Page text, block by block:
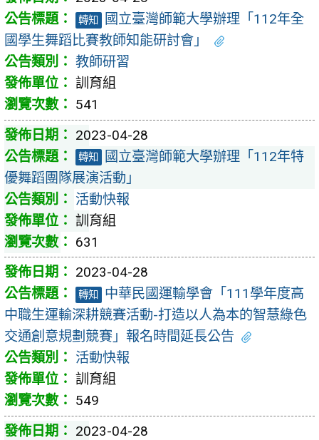
轉知
國立臺灣師範大學辦理「112年全
國學生舞蹈比賽教師知能研討會」
教師研習
訓育組
541
2023-04-28
轉知
國立臺灣師範大學辦理「112年特
優舞蹈團隊展演活動」
活動快報
訓育組
631
2023-04-28
轉知
中華民國運輸學會「111學年度高
中職生運輸深耕競賽活動-打造以人為本的智慧綠色
交通創意規劃競賽」報名時間延長公告
活動快報
訓育組
549
2023-04-28